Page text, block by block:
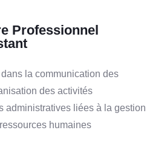
Professionnel
la communication des
des activités
administratives liées à la gestion
humaines